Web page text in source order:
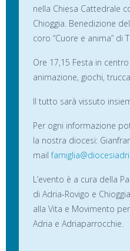
nella Chiesa Cattedrale
Chioggia. Benedizione
coro “Cuore e anima” di
Ore 17,15 Festa in
animazione, giochi,
Il tutto sarà vissuto
Per ogni informazione
la nostra diocesi:
mail
L’evento è a cura della
di Adria-Rovigo e
alla Vita e Movimento
Adria e Adriaparrocchie.